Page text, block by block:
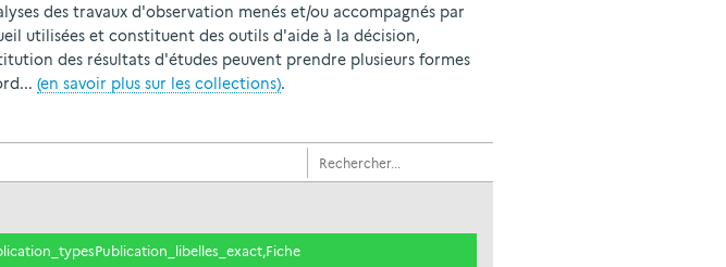
des travaux d'observation menés et/ou accompagnés par
utilisées et constituent des outils d'aide à la décision,
des résultats d'études peuvent prendre plusieurs formes
(en savoir plus sur les collections).